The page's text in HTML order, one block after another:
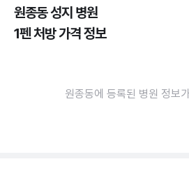
원종동 성지 병원
1펜 처방 가격 정보
원종동에 등록된 병원 정보